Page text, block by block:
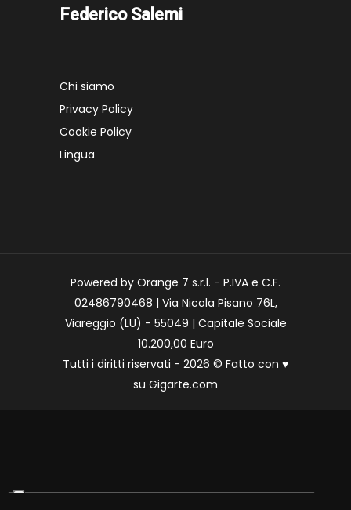
Federico Salemi
Chi siamo
Privacy Policy
Cookie Policy
Lingua
Powered by Orange 7 s.r.l. - P.IVA e C.F.
02486790468 | Via Nicola Pisano 76L,
Viareggio (LU) - 55049 | Capitale Sociale
10.200,00 Euro
Tutti i diritti riservati - 2026 © Fatto con ♥
su Gigarte.com